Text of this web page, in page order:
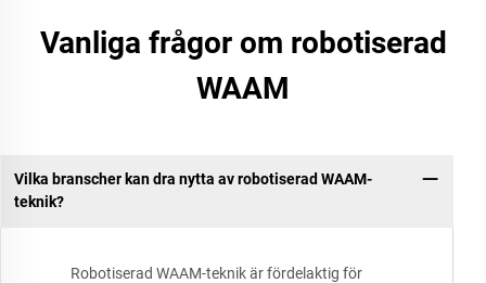
Vanliga frågor om robotiserad
WAAM
Vilka branscher kan dra nytta av robotiserad WAAM-
teknik?
Robotiserad WAAM-teknik är fördelaktig för